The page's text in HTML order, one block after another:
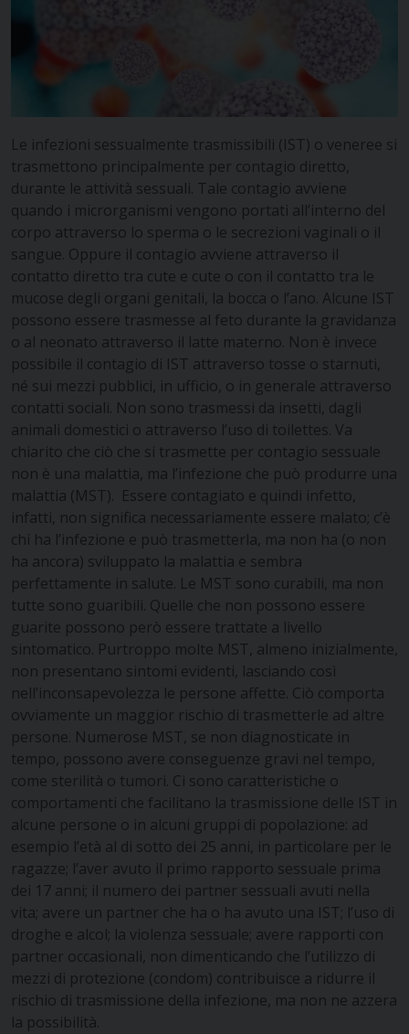
Le infezioni sessualmente trasmissibili (IST) o veneree si
trasmettono principalmente per contagio diretto,
durante le attività sessuali. Tale contagio avviene
quando i microrganismi vengono portati all’interno del
corpo attraverso lo sperma o le secrezioni vaginali o il
sangue. Oppure il contagio avviene attraverso il
contatto diretto tra cute e cute o con il contatto tra le
mucose degli organi genitali, la bocca o l’ano. Alcune IST
possono essere trasmesse al feto durante la gravidanza
o al neonato attraverso il latte materno. Non è invece
possibile il contagio di IST attraverso tosse o starnuti,
né sui mezzi pubblici, in ufficio, o in generale attraverso
contatti sociali. Non sono trasmessi da insetti, dagli
animali domestici o attraverso l’uso di toilettes. Va
chiarito che ciò che si trasmette per contagio sessuale
non è una malattia, ma l’infezione che può produrre una
malattia (MST). Essere contagiato e quindi infetto,
infatti, non significa necessariamente essere malato; c’è
chi ha l’infezione e può trasmetterla, ma non ha (o non
ha ancora) sviluppato la malattia e sembra
perfettamente in salute. Le MST sono curabili, ma non
tutte sono guaribili. Quelle che non possono essere
guarite possono però essere trattate a livello
sintomatico. Purtroppo molte MST, almeno inizialmente,
non presentano sintomi evidenti, lasciando così
nell’inconsapevolezza le persone affette. Ciò comporta
ovviamente un maggior rischio di trasmetterle ad altre
persone. Numerose MST, se non diagnosticate in
tempo, possono avere conseguenze gravi nel tempo,
come sterilità o tumori. Ci sono caratteristiche o
comportamenti che facilitano la trasmissione delle IST in
alcune persone o in alcuni gruppi di popolazione: ad
esempio l’età al di sotto dei 25 anni, in particolare per le
ragazze; l’aver avuto il primo rapporto sessuale prima
dei 17 anni; il numero dei partner sessuali avuti nella
vita; avere un partner che ha o ha avuto una IST; l’uso di
droghe e alcol; la violenza sessuale; avere rapporti con
partner occasionali, non dimenticando che l’utilizzo di
mezzi di protezione (condom) contribuisce a ridurre il
rischio di trasmissione della infezione, ma non ne azzera
la possibilità.